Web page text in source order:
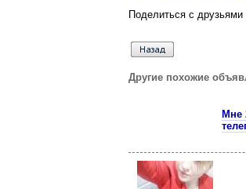
Поделиться с
Другие похожие
Мне